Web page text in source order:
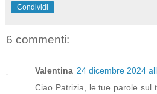
Condividi
6 commenti:
Valentina 24 dicembre 2024
Ciao Patrizia, le tue parole sul